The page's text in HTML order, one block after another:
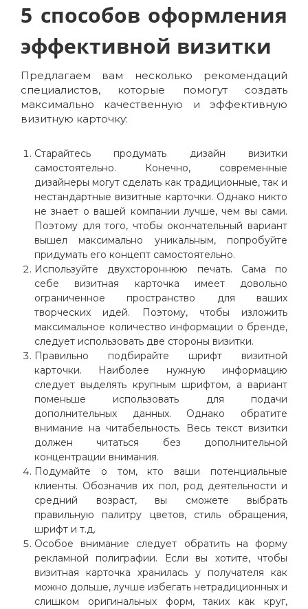
5 способов оформления
эффективной визитки
Предлагаем вам несколько рекомендаций
специалистов, которые помогут создать
максимально качественную и эффективную
визитную карточку:
Старайтесь продумать дизайн визитки
самостоятельно. Конечно, современные
дизайнеры могут сделать как традиционные, так и
нестандартные визитные карточки. Однако никто
не знает о вашей компании лучше, чем вы сами.
Поэтому для того, чтобы окончательный вариант
вышел максимально уникальным, попробуйте
придумать его концепт самостоятельно.
Используйте двухстороннюю печать. Сама по
себе визитная карточка имеет довольно
ограниченное пространство для ваших
творческих идей. Поэтому, чтобы изложить
максимальное количество информации о бренде,
следует использовать две стороны визитки.
Правильно подбирайте шрифт визитной
карточки. Наиболее нужную информацию
следует выделять крупным шрифтом, а вариант
поменьше использовать для подачи
дополнительных данных. Однако обратите
внимание на читабельность. Весь текст визитки
должен читаться без дополнительной
концентрации внимания.
Подумайте о том, кто ваши потенциальные
клиенты. Обозначив их пол, род деятельности и
средний возраст, вы сможете выбрать
правильную палитру цветов, стиль обращения,
шрифт и т.д.
Особое внимание следует обратить на форму
рекламной полиграфии. Если вы хотите, чтобы
визитная карточка хранилась у получателя как
можно дольше, лучше избегать нетрадиционных и
слишком оригинальных форм, таких как круг,